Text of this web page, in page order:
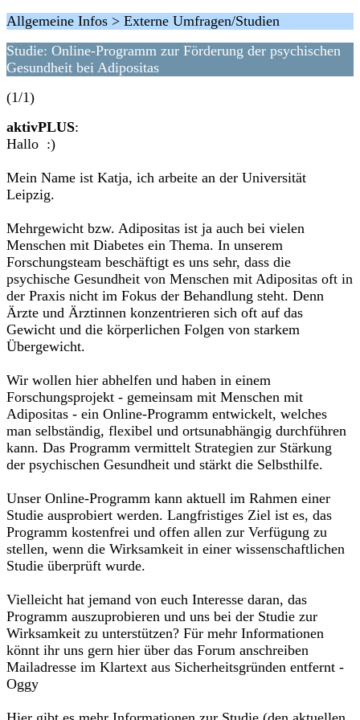
Allgemeine Infos > Externe Umfragen/Studien
Studie: Online-Programm zur Förderung der psychischen
Gesundheit bei Adipositas
(1/1)
aktivPLUS:
Hallo :)
Mein Name ist Katja, ich arbeite an der Universität
Leipzig.
Mehrgewicht bzw. Adipositas ist ja auch bei vielen
Menschen mit Diabetes ein Thema. In unserem
Forschungsteam beschäftigt es uns sehr, dass die
psychische Gesundheit von Menschen mit Adipositas oft in
der Praxis nicht im Fokus der Behandlung steht. Denn
Ärzte und Ärztinnen konzentrieren sich oft auf das
Gewicht und die körperlichen Folgen von starkem
Übergewicht.
Wir wollen hier abhelfen und haben in einem
Forschungsprojekt - gemeinsam mit Menschen mit
Adipositas - ein Online-Programm entwickelt, welches
man selbständig, flexibel und ortsunabhängig durchführen
kann. Das Programm vermittelt Strategien zur Stärkung
der psychischen Gesundheit und stärkt die Selbsthilfe.
Unser Online-Programm kann aktuell im Rahmen einer
Studie ausprobiert werden. Langfristiges Ziel ist es, das
Programm kostenfrei und offen allen zur Verfügung zu
stellen, wenn die Wirksamkeit in einer wissenschaftlichen
Studie überprüft wurde.
Vielleicht hat jemand von euch Interesse daran, das
Programm auszuprobieren und uns bei der Studie zur
Wirksamkeit zu unterstützen? Für mehr Informationen
könnt ihr uns gern hier über das Forum anschreiben
Mailadresse im Klartext aus Sicherheitsgründen entfernt -
Oggy